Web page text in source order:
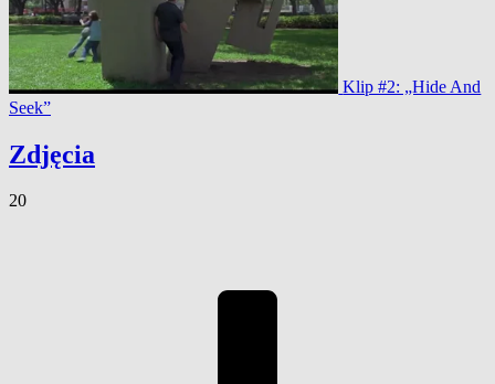
Klip #2: „Hide And
Seek”
Zdjęcia
20